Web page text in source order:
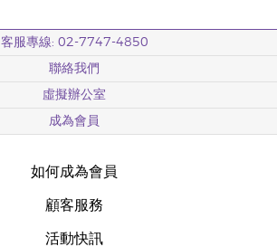
客服專線: 02-7747-4850
聯絡我們
虛擬辦公室
成為會員
如何成為會員
顧客服務
活動快訊